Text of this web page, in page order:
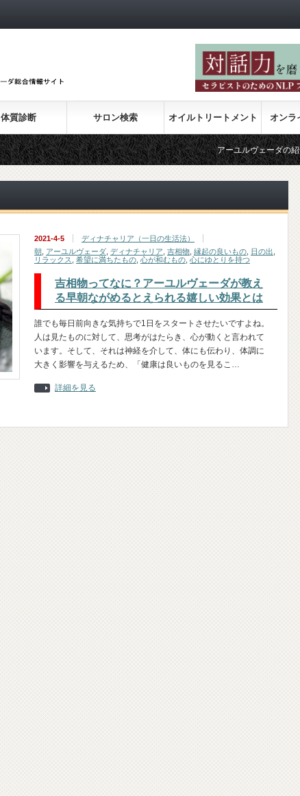
体質診断 サロン検索 オイルトリートメント オンラ
アーユルヴェーダの紹介
2021-4-5
ディナチャリア（一日の生活法）
朝
アーユルヴェーダ ディナチャリア 吉相物 縁起の良いもの 日の出
リラックス
希望に満ちたもの 心が和むもの 心にゆとりを持つ
吉相物ってなに？アーユルヴェーダが教え
る早朝ながめるとえられる嬉しい効果とは
誰でも毎日前向きな気持ちで1日をスタートさせたいですよね。
人は見たものに対して、思考がはたらき、心が動くと言われて
います。そして、それは神経を介して、体にも伝わり、体調に
大きく影響を与えるため、「健康は良いものを見るこ…
詳細を見る